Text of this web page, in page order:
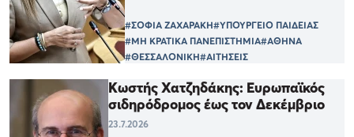
#ΣΟΦΙΑ ΖΑΧΑΡΑΚΗ#ΥΠΟΥΡΓΕΙΟ ΠΑΙΔΕΙΑΣ
#ΜΗ ΚΡΑΤΙΚΑ ΠΑΝΕΠΙΣΤΗΜΙΑ#ΑΘΗΝΑ
#ΘΕΣΣΑΛΟΝΙΚΗ#ΑΙΤΗΣΕΙΣ
Κωστής Χατζηδάκης: Ευρωπαϊκός
σιδηρόδρομος έως τον Δεκέμβριο
23.7.2026